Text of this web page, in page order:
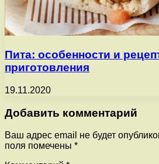
Пита: особенности и
приготовления
19.11.2020
Добавить комментарий
Ваш адрес email не будет
поля помечены *